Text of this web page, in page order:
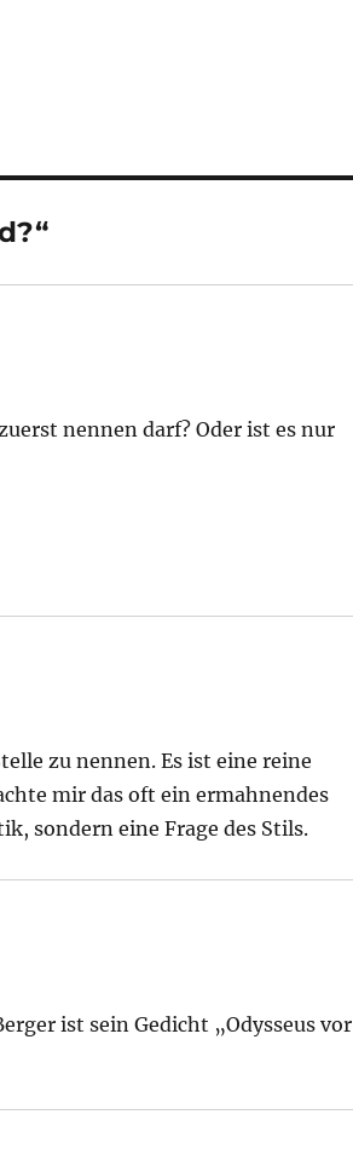
nennen darf? Oder ist es nur
zu nennen. Es ist eine reine
mir das oft ein ermahnendes
sondern eine Frage des Stils.
ist sein Gedicht „Odysseus vor